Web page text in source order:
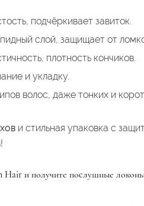
подчёркиваетзавиток.
слой, защищаетот
плотностькончиков.
и укладку.
волос, дажетонкихи
и стильная упаковка с
Hairиполучите послушные